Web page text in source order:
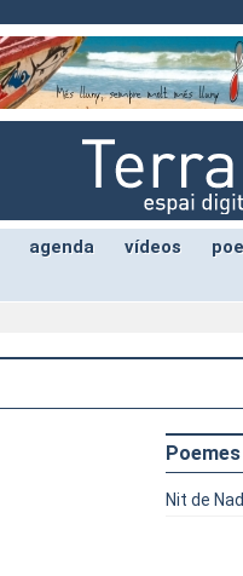
agenda vídeos
Poemes
Nit de